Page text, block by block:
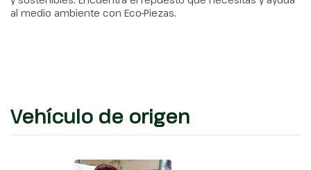
al medio ambiente con Eco-Piezas.
Vehículo de origen